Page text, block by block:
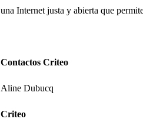
una Internet justa y abierta que
Contactos Criteo
Aline Dubucq
Criteo